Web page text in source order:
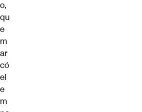
o,
qu
e
m
ar
có
el
e
m